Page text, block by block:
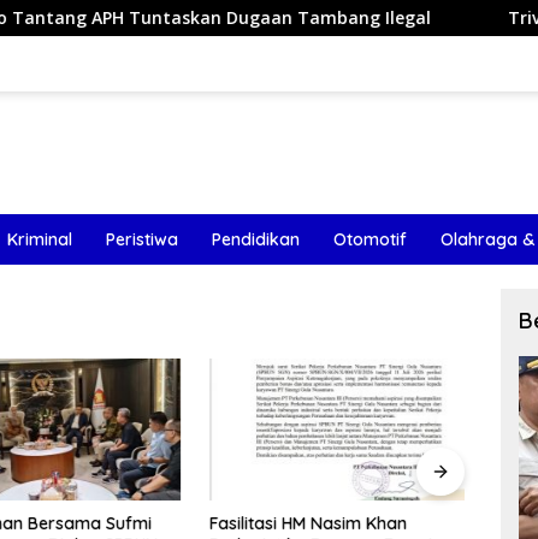
Dugaan Tambang Ilegal Triv Group dan
Kriminal Peristiwa Pendidikan Otomotif Olahraga
Bersama Sufmi
Fasilitasi HM Nasim Khan